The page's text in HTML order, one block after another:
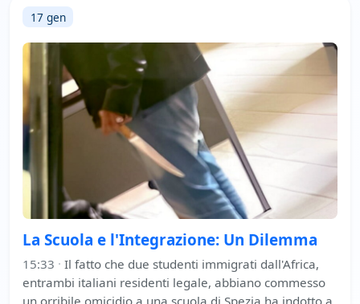
17 gen
La Scuola e l'Integrazione: Un Dilemma
15:33 · Il fatto che due studenti immigrati dall'Africa,
entrambi italiani residenti legale, abbiano commesso